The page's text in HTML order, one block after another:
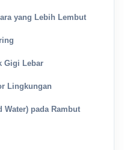
yang Lebih Lembut
Gigi Lebar
Lingkungan
Water) pada Rambut